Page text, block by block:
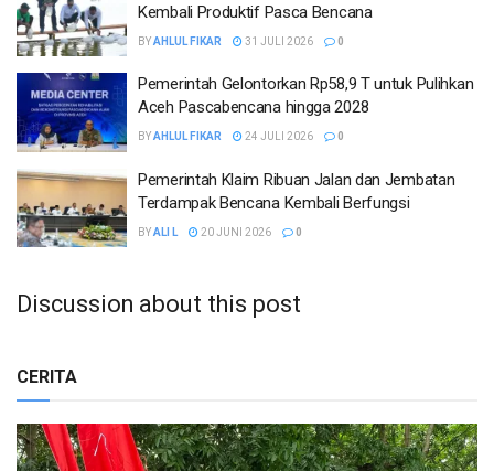
Kembali Produktif Pasca Bencana
BYAHLUL FIKAR 31 JULI 2026 0
Pemerintah Gelontorkan Rp58,9 T untuk Pulihkan
Aceh Pascabencana hingga 2028
BYAHLUL FIKAR 24 JULI 2026 0
Pemerintah Klaim Ribuan Jalan dan Jembatan
Terdampak Bencana Kembali Berfungsi
BYALI L 20 JUNI 2026 0
Discussion about this post
CERITA